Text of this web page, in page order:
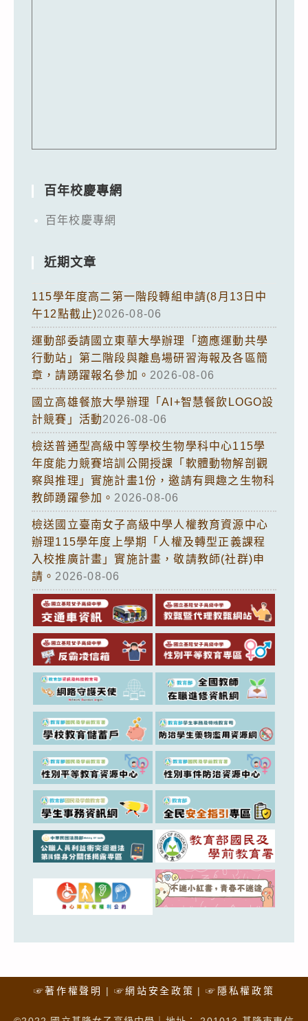
百年校慶專網
百年校慶專網
近期文章
115學年度高二第一階段轉組申請(8月13日中
午12點截止)2026-08-06
運動部委請國立東華大學辦理「適應運動共學
行動站」第二階段與離島場研習海報及各區簡
章，請踴躍報名參加。 2026-08-06
國立高雄餐旅大學辦理「AI+智慧餐飲LOGO設
計競賽」活動2026-08-06
檢送普通型高級中等學校生物學科中心115學
年度能力競賽培訓公開授課「軟體動物解剖觀
察與推理」實施計畫1份，邀請有興趣之生物科
教師踴躍參加。 2026-08-06
檢送國立臺南女子高級中學人權教育資源中心
辦理115學年度上學期「人權及轉型正義課程
入校推廣計畫」實施計畫，敬請教師(社群)申
請。 2026-08-06
☞著作權聲明 ☞網站安全政策 ☞隱私權政策